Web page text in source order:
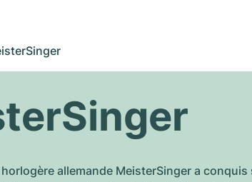
allemande MeisterSinger a